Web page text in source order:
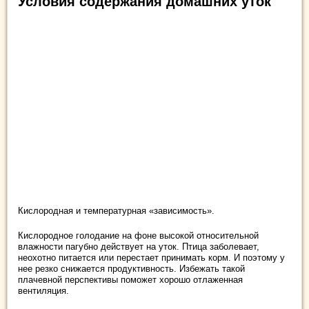
Кислородная и температурная «зависимость».
Кислородное голодание на фоне высокой относительной
влажности пагубно действует на уток. Птица заболевает,
неохотно питается или перестает принимать корм. И поэтому у
нее резко снижается продуктивность. Избежать такой
плачевной перспективы поможет хорошо отлаженная
вентиляция.